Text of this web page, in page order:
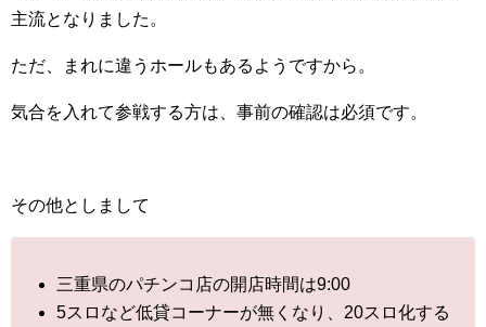
主流となりました。
ただ、まれに違うホールもあるようですから。
気合を入れて参戦する方は、事前の確認は必須です。
その他としまして
三重県のパチンコ店の開店時間は9:00
5スロなど低貸コーナーが無くなり、20スロ化する